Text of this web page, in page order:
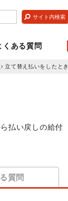
くある質問
› 立て替え払いをしたとき
払い戻しの給付
質問